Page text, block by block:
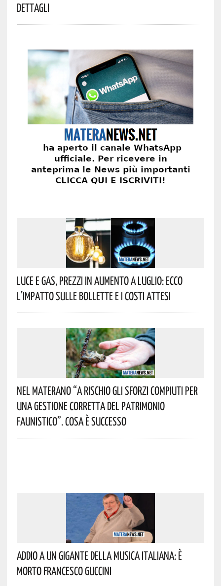
Dettagli
Luce E Gas, Prezzi In Aumento A Luglio: Ecco
L’impatto Sulle Bollette E I Costi Attesi
Nel Materano “a Rischio Gli Sforzi Compiuti Per
Una Gestione Corretta Del Patrimonio
Faunistico”. Cosa È Successo
Addio A Un Gigante Della Musica Italiana: È
Morto Francesco Guccini